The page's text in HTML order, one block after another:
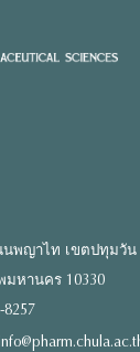
นพญาไท เขตปทุมวัน
มหานคร 10330
8257